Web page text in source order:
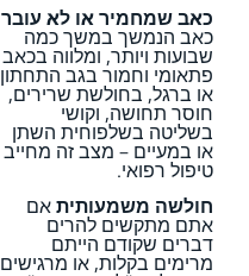
כאב שמחמיר או לא עובר
כאב הנמשך במשך כמה
שבועות ויותר, ומלווה בכאב
פתאומי וחמור בגב התחתון
או ברגל, בחולשת שרירים,
חוסר תחושה, וקושי
בשליטה בשלפוחית השתן
או במעיים – מצב זה מחייב
טיפול רפואי.
חולשה משמעותיתאם
אתם מתקשים להרים
דברים שקודם הייתם
מרימים בקלות, או מרגישים